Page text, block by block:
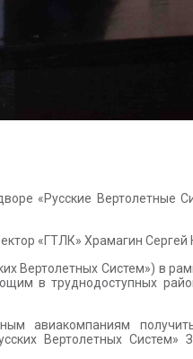
«Русские Вертолетные
«ГТЛК» Храмагин Сергей
Вертолетных Систем») в
в труднодоступных
авиакомпаниям
Вертолетных Систем»